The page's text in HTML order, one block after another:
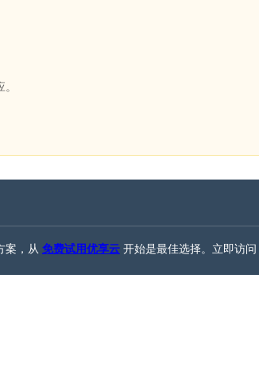
案，从 免费试用优享云 开始是最佳选择。立即访